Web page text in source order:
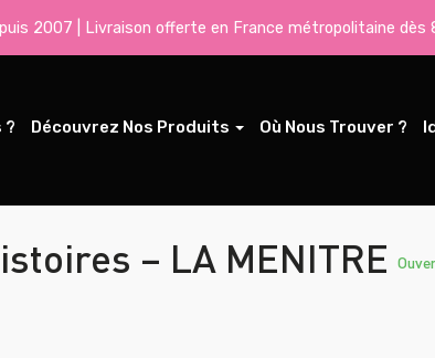
2007 | Livraison offerte en France métropolitaine dès
? Découvrez Nos Produits Où Nous Trouver ?
– LA MENITRE